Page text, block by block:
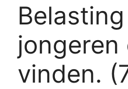
jongeren
vinden.